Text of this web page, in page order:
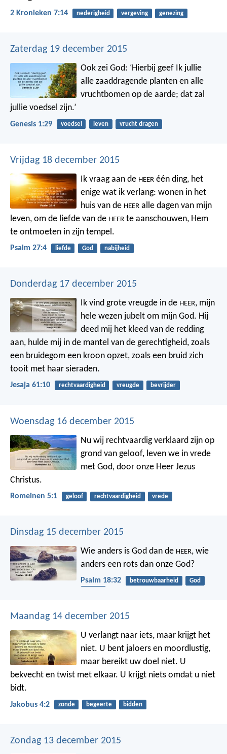
2 Kronieken 7:14 nederigheid vergeving genezing
Zaterdag 19 december 2015
Ook zei God: ‘Hierbij geef Ik jullie
alle zaaddragende planten en alle
vruchtbomen op de aarde; dat zal
jullie voedsel zijn.’
Genesis 1:29 voedsel leven vrucht dragen
Vrijdag 18 december 2015
Ik vraag aan de HEER één ding, het
enige wat ik verlang: wonen in het
huis van de HEER alle dagen van mijn
leven, om de liefde van de HEER te aanschouwen, Hem
te ontmoeten in zijn tempel.
Psalm 27:4 liefde God nabijheid
Donderdag 17 december 2015
Ik vind grote vreugde in de HEER, mijn
hele wezen jubelt om mijn God. Hij
deed mij het kleed van de redding
aan, hulde mij in de mantel van de gerechtigheid, zoals
een bruidegom een kroon opzet, zoals een bruid zich
tooit met haar sieraden.
Jesaja 61:10 rechtvaardigheid vreugde bevrijder
Woensdag 16 december 2015
Nu wij rechtvaardig verklaard zijn op
grond van geloof, leven we in vrede
met God, door onze Heer Jezus
Christus.
Romeinen 5:1 geloof rechtvaardigheid vrede
Dinsdag 15 december 2015
Wie anders is God dan de HEER, wie
anders een rots dan onze God?
Psalm 18:32 betrouwbaarheid
God
Maandag 14 december 2015
U verlangt naar iets, maar krijgt het
niet. U bent jaloers en moordlustig,
maar bereikt uw doel niet. U
bekvecht en twist met elkaar. U krijgt niets omdat u niet
bidt.
Jakobus 4:2 zonde begeerte bidden
Zondag 13 december 2015